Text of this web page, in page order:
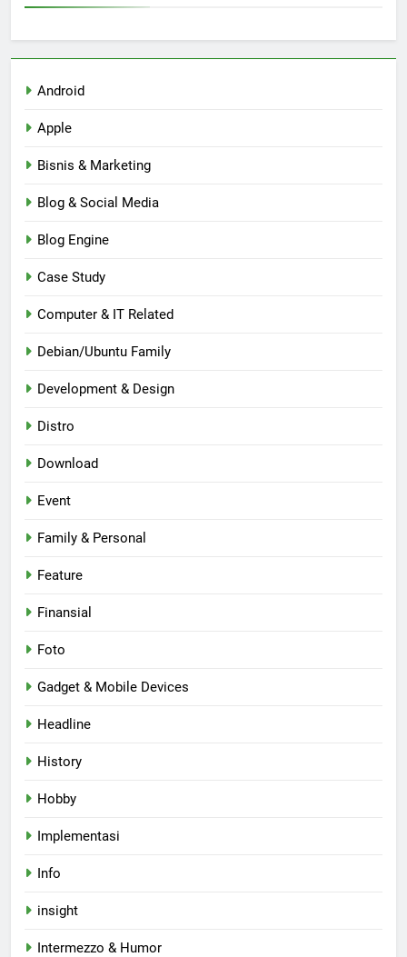
Android
Apple
Bisnis & Marketing
Blog & Social Media
Blog Engine
Case Study
Computer & IT Related
Debian/Ubuntu Family
Development & Design
Distro
Download
Event
Family & Personal
Feature
Finansial
Foto
Gadget & Mobile Devices
Headline
History
Hobby
Implementasi
Info
insight
Intermezzo & Humor